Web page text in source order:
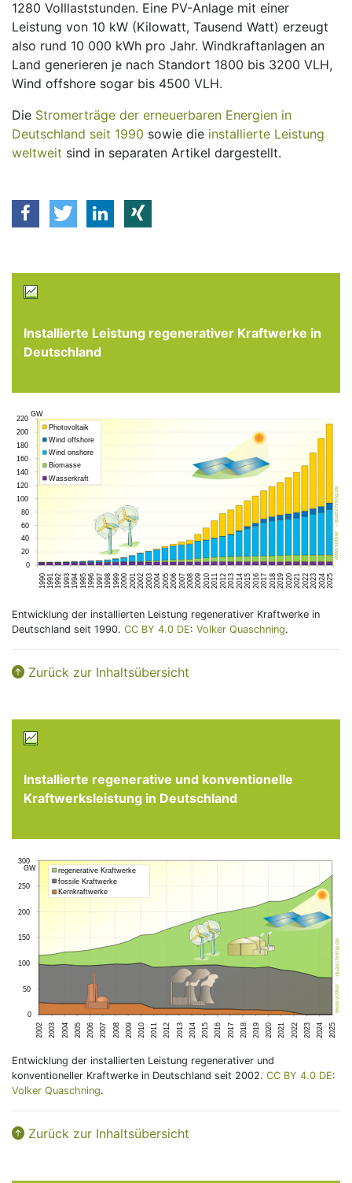
1280 Volllast­stunden. Eine PV-Anlage mit einer
Leistung von 10 kW (Kilowatt, Tausend Watt) erzeugt
also rund 10 000 kWh pro Jahr. Windkraftanlagen an
Land generieren je nach Standort 1800 bis 3200 VLH,
Wind offshore sogar bis 4500 VLH.
Die Stromerträge der erneuerbaren Energien in
Deutschland seit 1990 sowie die installierte Leistung
weltweit sind in separaten Artikel dargestellt.
Installierte Leistung regenerativer Kraftwerke in
Deutschland
Entwicklung der installierten Leistung regenerativer Kraftwerke in
Deutschland seit 1990. CC BY 4.0 DE: Volker Quaschning.
Zurück zur Inhaltsübersicht
Installierte regenerative und konventionelle
Kraftwerksleistung in Deutschland
Entwicklung der installierten Leistung regenerativer und
konventioneller Kraftwerke in Deutschland seit 2002. CC BY 4.0 DE:
Volker Quaschning.
Zurück zur Inhaltsübersicht